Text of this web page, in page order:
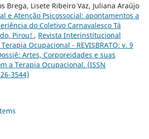
Brega, Lisete Ribeiro Vaz, Juliana Araújo
e Atenção Psicossocial: apontamentos a
do Coletivo Carnavalesco Tá
Pirou! , Revista Interinstitucional
Ocupacional - REVISBRATO: v. 9
Artes, Corporeidades e suas
a Terapia Ocupacional. (ISSN
3544)